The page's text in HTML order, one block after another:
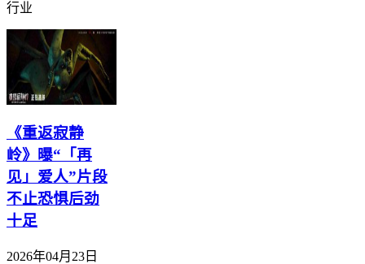
行业
《重返寂静
岭》曝“「再
见」爱人”片段
不止恐惧后劲
十足
2026年04月23日